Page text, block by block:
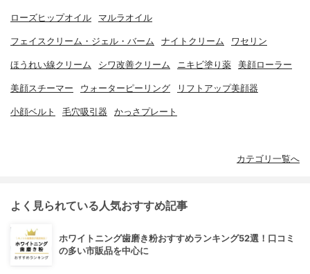
ローズヒップオイル マルラオイル
フェイスクリーム・ジェル・バーム ナイトクリーム ワセリン
ほうれい線クリーム シワ改善クリーム ニキビ塗り薬 美顔ローラー
美顔スチーマー ウォーターピーリング リフトアップ美顔器
小顔ベルト 毛穴吸引器 かっさプレート
カテゴリ一覧へ
よく見られている人気おすすめ記事
ホワイトニング歯磨き粉おすすめランキング52選！口コミ
の多い市販品を中心に